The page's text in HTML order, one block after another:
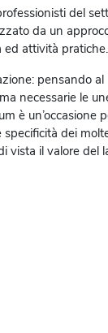
del
da un
ed attività pratiche.
pensando al
necessarie le
è un’occasione
dei
vista il valore del